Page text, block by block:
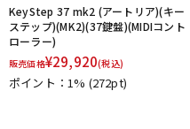
KeyStep 37 mk2 (アートリア)(キー
ステップ)(MK2)(37鍵盤)(MIDIコント
ローラー)
販売価格¥29,920(税込)
ポイント：1% (272pt)